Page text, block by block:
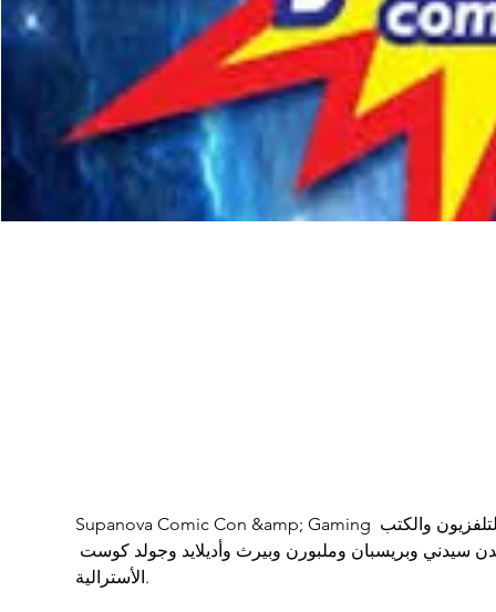
Supanova Comic Con &amp; Gaming هي اتفاقية للمعجبين تركز على الخيال العلمي والأفلام الخيالية والتلفزيون والكتب
سيدني وبريسبان وملبورن وبيرث وأديلايد وجولد كوست
الأسترالية.